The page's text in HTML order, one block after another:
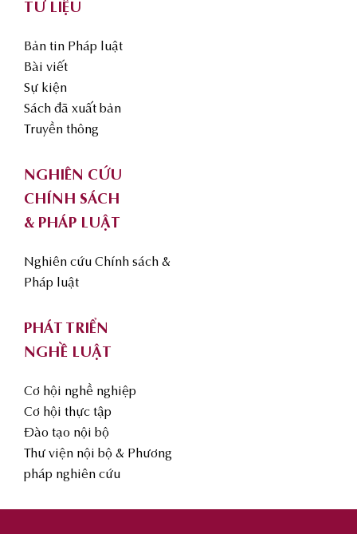
TƯ LIỆU
Bản tin Pháp luật
Bài viết
Sự kiện
Sách đã xuất bản
Truyền thông
NGHIÊN CỨU
CHÍNH SÁCH
& PHÁP LUẬT
Nghiên cứu Chính sách &
Pháp luật
PHÁT TRIỂN
NGHỀ LUẬT
Cơ hội nghề nghiệp
Cơ hội thực tập
Đào tạo nội bộ
Thư viện nội bộ & Phương
pháp nghiên cứu